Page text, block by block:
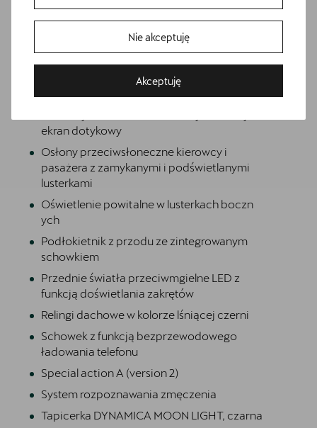
Przetestuj model z wybranym silnikiem i skrzynią biegów
Funkcja świateł autostradowych
Hamulce tarczowe z przodu
ekran dotykowy
Osłony przeciwsłoneczne kierowcy i
pasażera z zamykanymi i podświetlanymi
lusterkami
Oświetlenie powitalne w lusterkach boczn
ych
Podłokietnik z przodu ze zintegrowanym
schowkiem
Przednie światła przeciwmgielne LED z
funkcją doświetlania zakrętów
Relingi dachowe w kolorze lśniącej czerni
Schowek z funkcją bezprzewodowego
ładowania telefonu
Special action A (version 2)
System rozpoznawania zmęczenia
Tapicerka DYNAMICA MOON LIGHT, czarna
Nie akceptuję
Akceptuję